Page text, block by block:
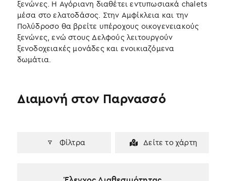
ξενώνες. Η Αγόριανη διαθέτει εντυπωσιακά chalets
μέσα στο ελατοδάσος. Στην Αμφίκλεια και την
Πολύδροσο θα βρείτε υπέροχους οικογενειακούς
ξενώνες, ενώ στους Δελφούς λειτουργούν
ξενοδοχειακές μονάδες και ενοικιαζόμενα
δωμάτια.
Φίλτρα Δείτε το χάρτη
Διαμονή στον Παρνασσό